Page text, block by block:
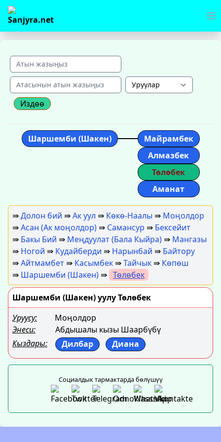
Издөө
Шаршемби (Шакен)
Майрамбек
Алмазбек
Төлөбек
Аманат
⇛Долон бий ⇛Ак уул ⇛ Көкө-Наалы ⇛ Моңолдор
⇛Асан (Ак моңолдор) ⇛ Самансур ⇛ Бексейит
⇛ Бакы Бий ⇛ Меңдуулат (Бала Кыйра) ⇛ Мангазы
⇛ Ногой ⇛ Кудайберди ⇛ Нарынбай ⇛ Байтору
⇛Айтмамбет ⇛ Касымбек ⇛Тайчык ⇛ Көпөш
⇛ Шаршемби (Шакен) ⇛ Төлөбек
Шаршемби (Шакен) уулу Төлөбек
Уруусу:
Моңолдор
Энеси:
Абдышалы кызы Шаарбүбү
Кыздары:
Дилбар Диана
Социалдык тармактарда бөлүшүү